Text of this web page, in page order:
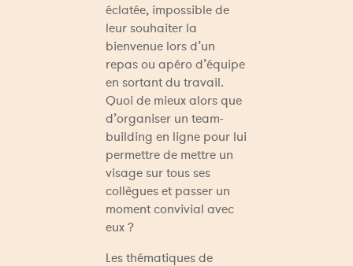
éclatée, impossible de
leur souhaiter la
bienvenue lors d’un
repas ou apéro d’équipe
en sortant du travail.
Quoi de mieux alors que
d’organiser un team-
building en ligne pour lui
permettre de mettre un
visage sur tous ses
collègues et passer un
moment convivial avec
eux ?
Les thématiques de